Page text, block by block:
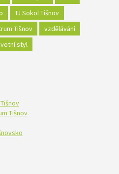
TJ Sokol Tišnov
Tišnov
vzdělávání
styl
Tišnov